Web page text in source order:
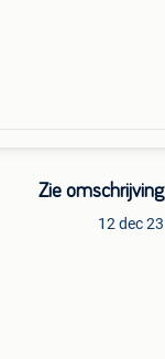
Zie omschrijving
12 dec 23